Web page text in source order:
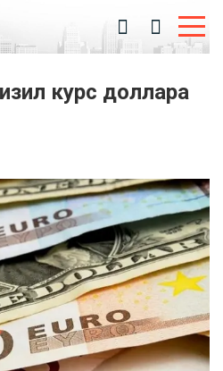
курс доллара